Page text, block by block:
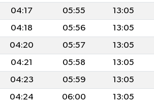
04:17 05:55 13:05
04:18 05:56 13:05
04:20 05:57 13:05
04:21 05:58 13:05
04:23 05:59 13:05
04:24 06:00 13:05